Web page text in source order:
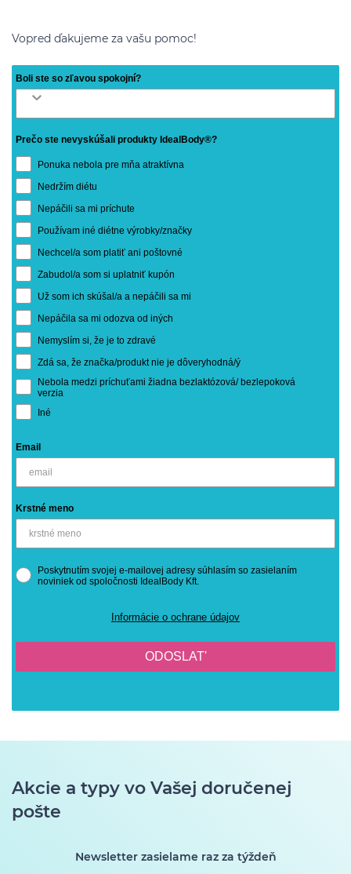
Vopred ďakujeme za vašu pomoc!
Boli ste so zľavou spokojní?
Prečo ste nevyskúšali produkty IdealBody®?
Ponuka nebola pre mňa atraktívna
Nedržím diétu
Nepáčili sa mi príchute
Používam iné diétne výrobky/značky
Nechcel/a som platiť ani poštovné
Zabudol/a som si uplatniť kupón
Už som ich skúšal/a a nepáčili sa mi
Nepáčila sa mi odozva od iných
Nemyslím si, že je to zdravé
Zdá sa, že značka/produkt nie je dôveryhodná/ý
Nebola medzi príchuťami žiadna bezlaktózová/ bezlepoková
verzia
Iné
Email
Krstné meno
Poskytnutím svojej e-mailovej adresy súhlasím so zasielaním
noviniek od spoločnosti IdealBody Kft.
Informácie o ochrane údajov
ODOSLAT'
Akcie a typy vo Vašej doručenej
pošte
Newsletter zasielame raz za týždeň